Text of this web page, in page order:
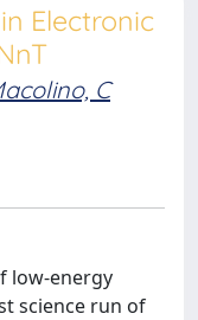
Electronic
C
low-energy
science run of